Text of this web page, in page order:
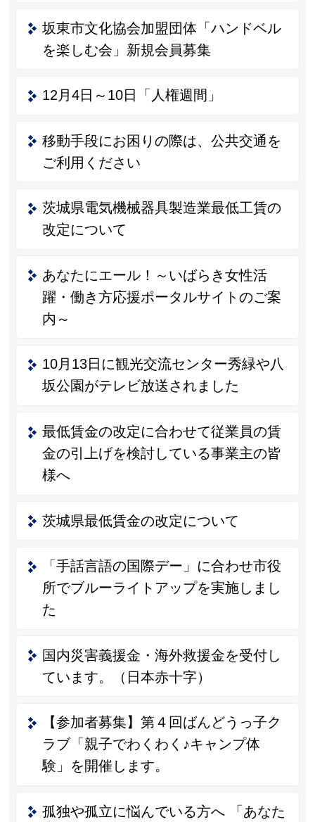
坂東市文化協会加盟団体「ハンドベル
を楽しむ会」新規会員募集
12月4日～10日「人権週間」
移動手段にお困りの際は、公共交通を
ご利用ください
茨城県電気機械器具製造業最低工賃の
改定について
あなたにエール！～いばらき女性活
躍・働き方応援ポータルサイトのご案
内～
10月13日に観光交流センター秀緑や八
坂公園がテレビ放送されました
最低賃金の改定に合わせて従業員の賃
金の引上げを検討している事業主の皆
様へ
茨城県最低賃金の改定について
「手話言語の国際デー」に合わせ市役
所でブルーライトアップを実施しまし
た
国内災害義援金・海外救援金を受付し
ています。（日本赤十字）
【参加者募集】第４回ばんどうっ子ク
ラブ「親子でわくわく♪キャンプ体
験」を開催します。
孤独や孤立に悩んでいる方へ 「あなた